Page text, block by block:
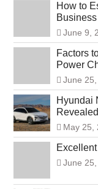
How to
Business
June 9,
Factors
Power
June
Hyundai
May 25,
June